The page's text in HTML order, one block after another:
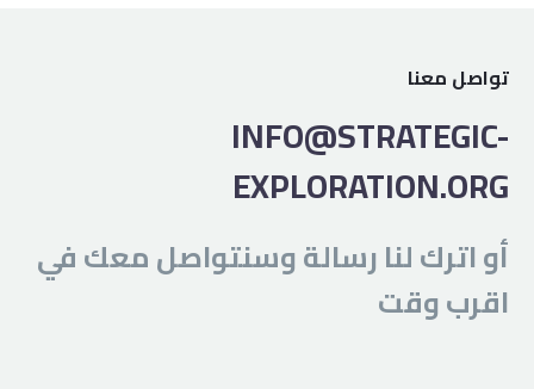
تواصل معنا
INFO@STRATEGIC-
EXPLORATION.ORG
أو اترك لنا رسالة وسنتواصل معك في
اقرب وقت